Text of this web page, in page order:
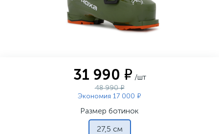
31 990 ₽ /шт
48 990 ₽
Экономия 17 000 ₽
Размер ботинок
27,5 см